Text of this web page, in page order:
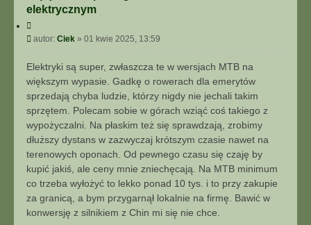
elektrycznym
y
j
P
s
autor: Ciek » 01 kwie 2025, 13:59
Elektryki są super, zwłaszcza te w wersjach MTB na
większym wypasie. Gadkę o rowerach dla emerytów
sprzedają chyba ludzie, którzy nigdy nie jechali takim
sprzętem. Polecam sobie w górach wziąć coś takiego z
wypożyczalni. Na płaskim też się sprawdzają, zrobimy
dłuższy dystans w zazwyczaj krótszym czasie nawet na
terenowych oponach. Od pewnego czasu się czaję by
kupić jakiś, ale ceny mnie zniechęcają. Na MTB minimum
co trzeba wyłożyć to lekko ponad 10 tys. i to przy zakupie
za granicą, a bym przygarnął lokalnie na firmę. Bawić w
konwersję z silnikiem z Chin mi się nie chce.